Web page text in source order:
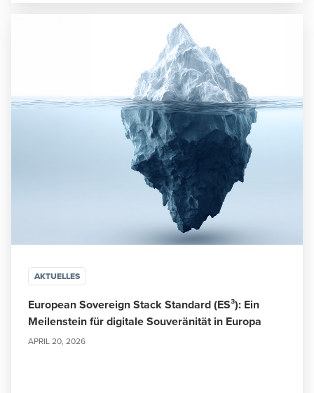
AKTUELLES
European Sovereign Stack Standard (ES³): Ein
Meilenstein für digitale Souveränität in Europa
APRIL 20, 2026